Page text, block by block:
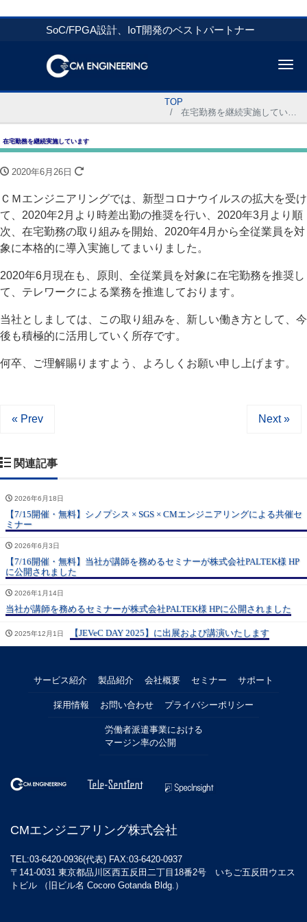
SoC/FPGA設計、IoT開発のベストパートナー
TOP
在宅勤務を継続実施しています
在宅勤務を継続実施しています
2020年6月26日
ＣＭエンジニアリングでは、新型コロナウイルスの拡大を受け
て、2020年2月より時差出勤の推奨を行い、2020年3月より順
次、在宅勤務の取り組みを開始、2020年4月から全従業員を対
象に本格的に導入実施してまいりました。
2020年6月現在も、原則、全従業員を対象に在宅勤務を推奨し
て、テレワークによる業務を推進しております。
当社としましては、この取り組みを、新しい働き方として、今
後も積極的に活用していく所存です。
何卒、ご理解賜りますよう、よろしくお願い申し上げます。
« Prev Next »
関連記事
2026年6月18日
【7/15開催・無料】シノプシス × SGS × CMエンジニアリングによる共催セ
ミナー
2026年6月3日
【7/16開催・無料】当社が講師を務めるセミナーが株式会社PALTEK様 HP
に公開されました
2026年1月14日
当社が講師を務めるセミナーが株式会社PALTEK様 HPに公開されました
2025年12月1日 【JEVeC DAY 2025】に出展および講演いたします
サービス紹介 製品紹介 会社概要 セミナー サポート
採用情報 お問い合わせ プライバシーポリシー
労働者派遣事業における
マージン率の公開
CMエンジニアリング株式会社
TEL:03-6420-0936(代表) FAX:03-6420-0937
〒141-0031 東京都品川区西五反田二丁目18番2号 いちご五反田ウエス
トビル （旧ビル名 Cocoro Gotanda Bldg.）